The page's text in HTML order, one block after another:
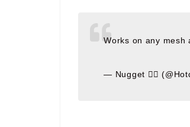
Works on any mesh
— Nugget 🏳️‍🌈